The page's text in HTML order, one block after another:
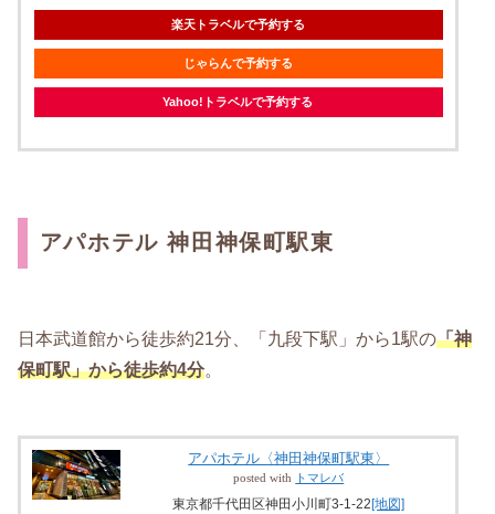
楽天トラベルで予約する
じゃらんで予約する
Yahoo!トラベルで予約する
アパホテル 神田神保町駅東
日本武道館から徒歩約21分、「九段下駅」から1駅の「神
保町駅」から徒歩約4分。
アパホテル〈神田神保町駅東〉
posted with トマレバ
東京都千代田区神田小川町3-1-22 [地図]